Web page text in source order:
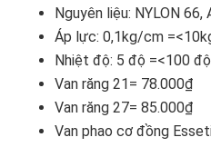
Nguyên liệu: NYLON 66,
Áp lực: 0,1kg/cm
Nhiệt độ: 5 độ =<100 độ
Van răng 21= 78.000₫
Van răng 27= 85.000₫
Van phao cơ đồng